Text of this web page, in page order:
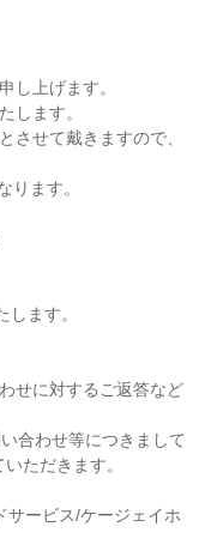
し上げます。
します。
させて戴きますので、
ます。
ます。
せに対するご返答など
合わせ等につきまして
ただきます。
サービス/ケージェイホ